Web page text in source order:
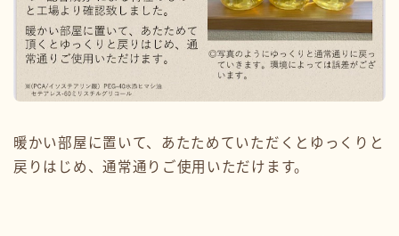
暖かい部屋に置いて、あたためていただくとゆっくりと
戻りはじめ、通常通りご使用いただけます。